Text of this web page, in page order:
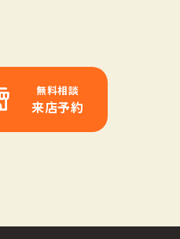
無料相談
来店予約